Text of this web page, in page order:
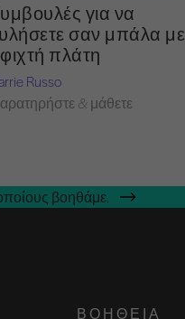
για να
σαν μπάλα με
πλάτη
Russo
& μάθετε
βοηθάμε.
ΒΟΉΘΕΙΑ